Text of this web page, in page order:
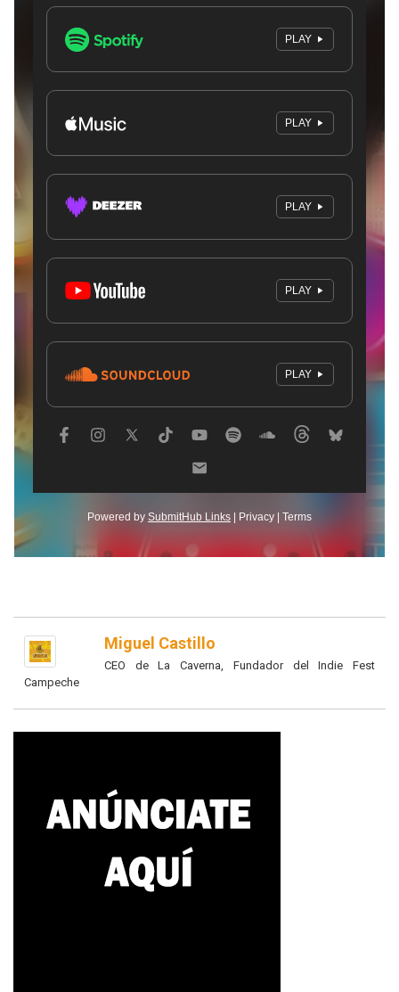
Miguel Castillo
CEO de La Caverna, Fundador del Indie Fest
Campeche